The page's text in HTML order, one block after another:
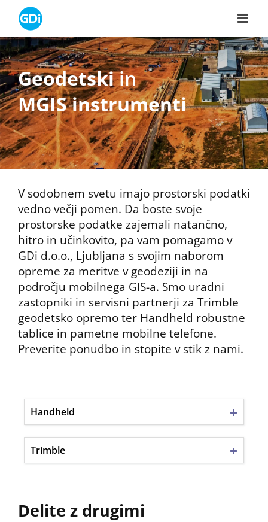
content
Geodetskiin
MGIS instrumenti
V sodobnem svetu imajo prostorski podatki
vedno večji pomen. Da boste svoje
prostorske podatke zajemali natančno,
hitro in učinkovito, pa vam pomagamo v
GDi d.o.o., Ljubljana s svojim naborom
opreme za meritve v geodeziji in na
področju mobilnega GIS-a. Smo uradni
zastopniki in servisni partnerji za Trimble
geodetsko opremo ter Handheld robustne
tablice in pametne mobilne telefone.
Preverite ponudbo in stopite v stik z nami.
Handheld
Trimble
Delite z drugimi